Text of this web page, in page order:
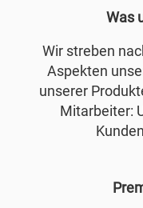
Was
Wir streben
Aspekten
unserer
Mitarbeiter: